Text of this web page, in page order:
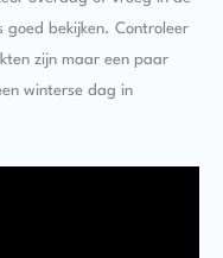
goed bekijken. Controleer
zijn maar een paar
winterse dag in